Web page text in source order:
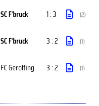
SC F'bruck 1 : 3 (2)
SC F'bruck 3 : 2 (1)
FC Gerolfing 3 : 2 (1)